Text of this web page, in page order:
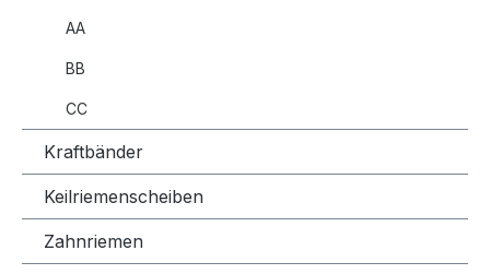
AA
BB
CC
Kraftbänder
Keilriemenscheiben
Zahnriemen